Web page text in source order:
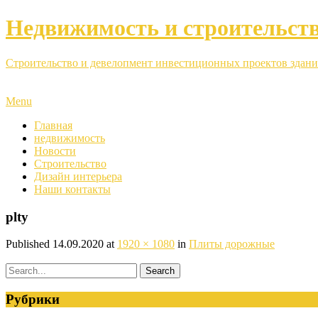
Недвижимость и
Строительство и девелопмент инвестиционных проектов
Menu
Главная
недвижимость
Новости
Строительство
Дизайн интерьера
Наши контакты
plty
Published 14.09.2020 at 1920 × 1080 in Плиты дорожные
Рубрики